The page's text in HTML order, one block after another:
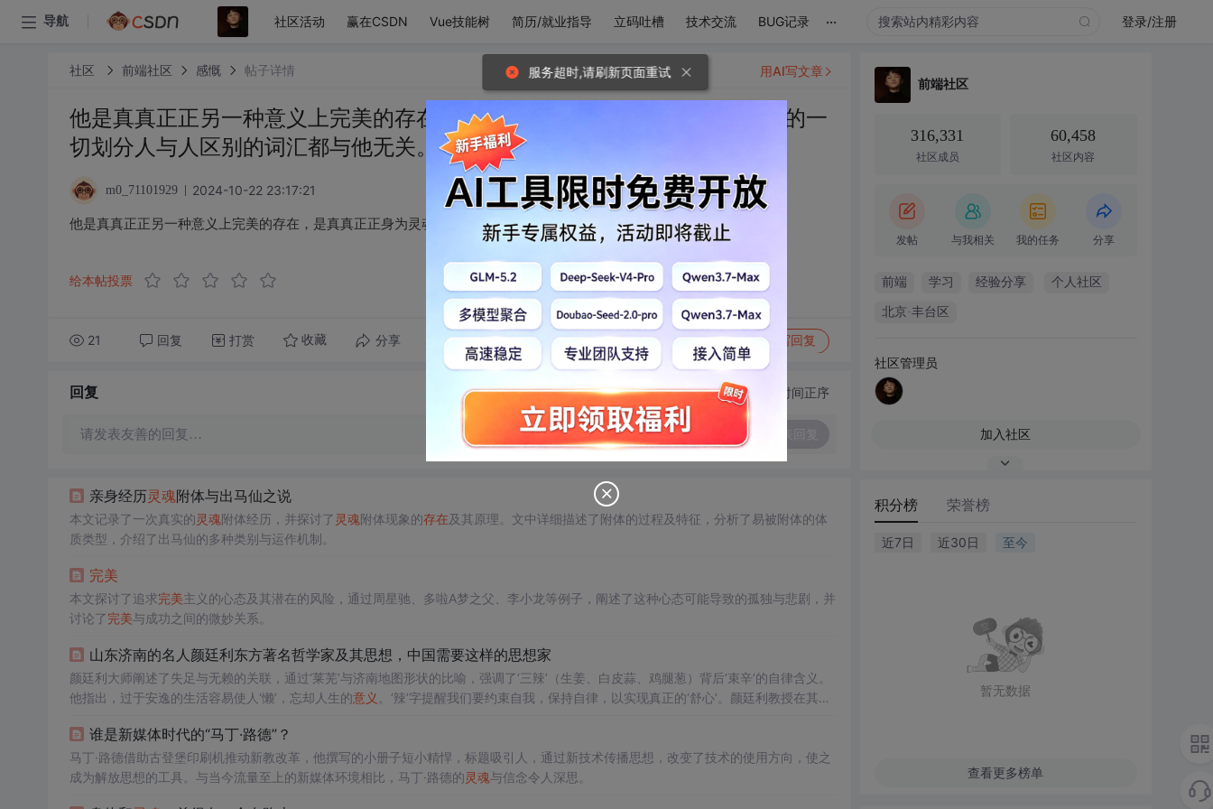
导航 社区活动 赢在CSDN Vue技能树 简历/就业指导 立码吐槽 技术交流 BUG记录 ... 登录/注册
社区 前端社区 感慨 帖子详情
他是真真正正另一种意义上完美的存在，是真真正正身为灵魂的存在，所有的一
切划分人与人区别的词汇都与他无关。
m0_71101929 2024-10-22 23:17:21
他是真真正正另一种意义上完美的存在，是真真正正身为灵魂的存在，所有的一切划分人与人区别的词汇都与他无关。
给本帖投票
21 回复 打赏 收藏 分享 转发到动态 举报 写回复
用AI写文章
回复 切换为时间正序
请发表友善的回复…
亲身经历灵魂附体与出马仙之说
本文记录了一次真实的灵魂附体经历，并探讨了 灵魂附体现象的存在及其原理。文中详细描述了附体的过程及特征，分析了易被附体的体
质类型，介绍了出马仙的多种类别与运作机制。
完美
本文探讨了追求完美主义的心态及其潜在的风险，通过周星驰、多啦A梦之父、李小龙等例子，阐述了这种心态可能导致的孤独与悲剧，并
讨论了完美与成功之间的微妙关系。
山东济南的名人颜廷利东方著名哲学家及其思想，中国需要这样的思想家
颜廷利大师阐述了失足与无赖的关联，通过‘莱芜’与济南地图形状的比喻，强调了‘三辣’（生姜、白皮蒜、鸡腿葱）背后‘束辛’的自律含义。
他指出，过于安逸的生活容易使人‘懒’，忘却人生的意义 。‘辣’字提醒我们要约束自我，保持自律，以实现真正的‘舒心’。颜廷利教授在其著
件背后的警示，强调了思想与 灵魂不可懒惰的重要性。
谁是新媒体时代的“马丁·路德”？
马丁·路德借助古登堡印刷机推动新教改革，他撰写的小册子短小精悍，标题吸引人，通过新技术传播思想，改变了技术的使用方向，使之
成为解放思想的工具。与当今流量至上的新媒体环境相比，马丁·路德的灵魂与信念令人深思。
前端社区
316,331
社区成员
60,458
社区内容
发帖 与我相关 我的任务 分享
前端 学习 经验分享 个人社区
北京·丰台区
社区管理员
加入社区
积分榜 荣誉榜
近7日 近30日 至今
暂无数据
查看更多榜单
服务超时,请刷新页面重试